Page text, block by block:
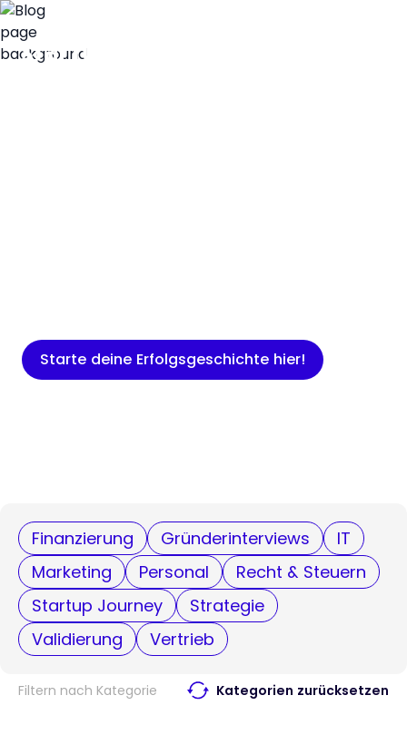
Starte deine Erfolgsgeschichte hier!
Finanzierung Gründerinterviews
IT
Marketing
Personal
Recht & Steuern
Startup Journey
Strategie
Validierung
Vertrieb
Filtern nach Kategorie Kategorien zurücksetzen